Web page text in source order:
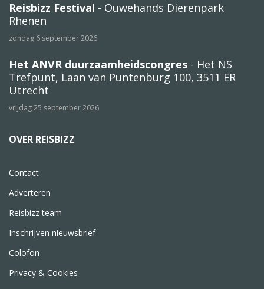
Reisbizz Festival - Ouwehands Dierenpark
Rhenen
zondag 6 september 2026
Het ANVR duurzaamheidscongres - Het NS
Trefpunt, Laan van Puntenburg 100, 3511 ER
Utrecht
vrijdag 25 september 2026
OVER REISBIZZ
Contact
Adverteren
Reisbizz team
Inschrijven nieuwsbrief
Colofon
Privacy & Cookies